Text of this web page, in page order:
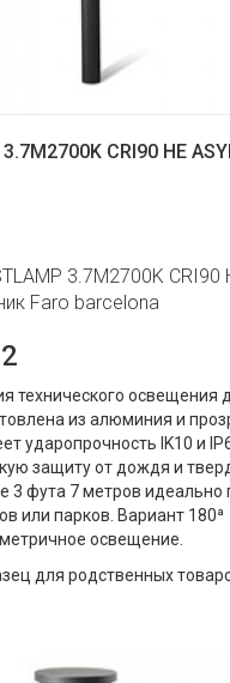
CRI90 HE
3.7M2700K CRI90
Faro barcelona
технического освещения
​​из алюминия и
ударопрочность IK10 и
защиту от дождя и
3 фута 7 метров идеально
или парков. Вариант 180ª
освещение.
для родственных